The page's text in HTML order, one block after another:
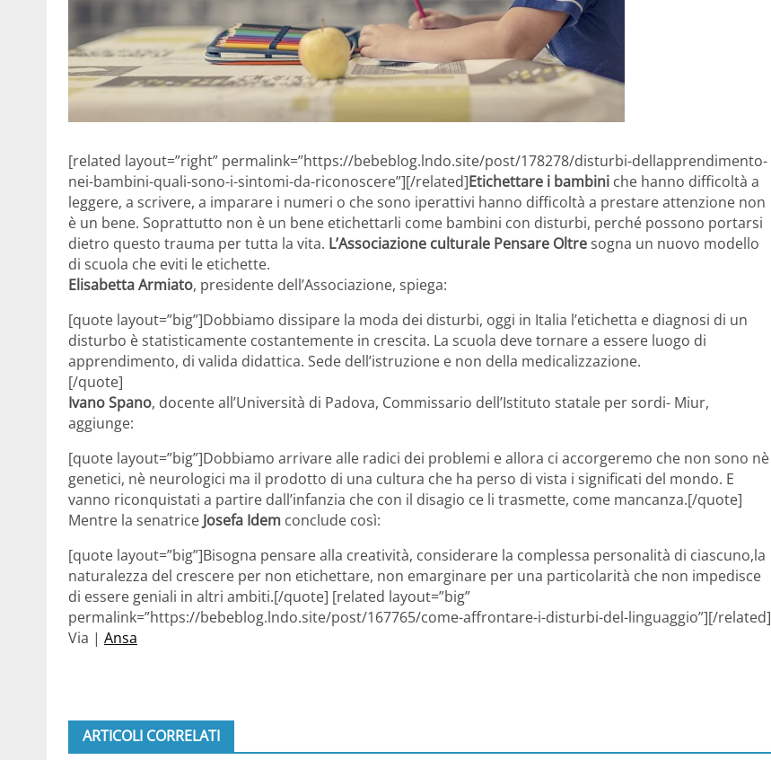
[related layout=”right” permalink=”https://bebeblog.lndo.site/post/178278/disturbi-dellapprendimento-
nei-bambini-quali-sono-i-sintomi-da-riconoscere”][/related]Etichettare i bambini che hanno difficoltà a
leggere, a scrivere, a imparare i numeri o che sono iperattivi hanno difficoltà a prestare attenzione non
è un bene. Soprattutto non è un bene etichettarli come bambini con disturbi, perché possono portarsi
dietro questo trauma per tutta la vita. L’Associazione culturale Pensare Oltresogna un nuovo modello
di scuola che eviti le etichette.
Elisabetta Armiato, presidente dell’Associazione, spiega:
[quote layout=”big”]Dobbiamo dissipare la moda dei disturbi, oggi in Italia l’etichetta e diagnosi di un
disturbo è statisticamente costantemente in crescita. La scuola deve tornare a essere luogo di
apprendimento, di valida didattica. Sede dell’istruzione e non della medicalizzazione.
[/quote]
Ivano Spano, docente all’Università di Padova, Commissario dell’Istituto statale per sordi- Miur,
aggiunge:
[quote layout=”big”]Dobbiamo arrivare alle radici dei problemi e allora ci accorgeremo che non sono nè
genetici, nè neurologici ma il prodotto di una cultura che ha perso di vista i significati del mondo. E
vanno riconquistati a partire dall’infanzia che con il disagio ce li trasmette, come mancanza.[/quote]
Mentre la senatrice Josefa Idem conclude così:
[quote layout=”big”]Bisogna pensare alla creatività, considerare la complessa personalità di ciascuno,la
naturalezza del crescere per non etichettare, non emarginare per una particolarità che non impedisce
di essere geniali in altri ambiti.[/quote] [related layout=”big”
permalink=”https://bebeblog.lndo.site/post/167765/come-affrontare-i-disturbi-del-linguaggio”][/related]
Via | Ansa
ARTICOLI CORRELATI